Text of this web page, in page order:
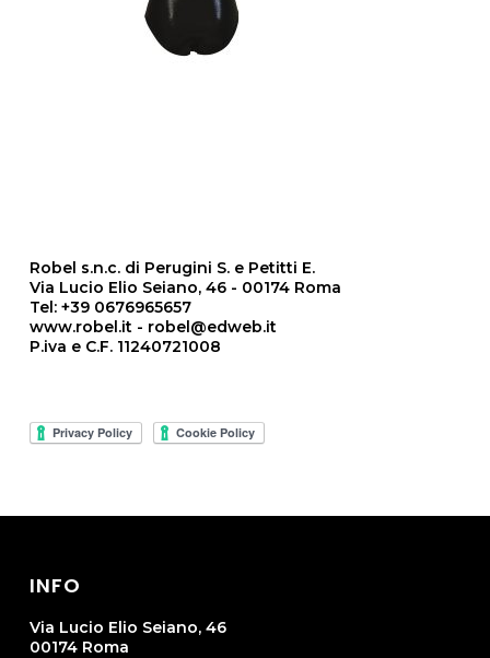
Robel s.n.c. di Perugini S. e Petitti E.
Via Lucio Elio Seiano, 46 - 00174 Roma
Tel: +39 0676965657
www.robel.it - robel@edweb.it
P.iva e C.F. 11240721008
INFO
Via Lucio Elio Seiano, 46
00174 Roma